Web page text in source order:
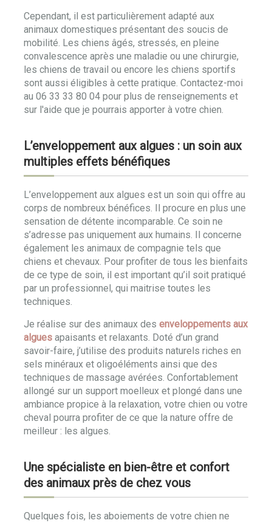
Cependant, il est particulièrement adapté aux
animaux domestiques présentant des soucis de
mobilité. Les chiens âgés, stressés, en pleine
convalescence après une maladie ou une chirurgie,
les chiens de travail ou encore les chiens sportifs
sont aussi éligibles à cette pratique. Contactez-moi
au 06 33 33 80 04 pour plus de renseignements et
sur l'aide que je pourrais apporter à votre chien.
L’enveloppement aux algues : un soin aux
multiples effets bénéfiques
L’enveloppement aux algues est un soin qui offre au
corps de nombreux bénéfices. Il procure en plus une
sensation de détente incomparable. Ce soin ne
s’adresse pas uniquement aux humains. Il concerne
également les animaux de compagnie tels que
chiens et chevaux. Pour profiter de tous les bienfaits
de ce type de soin, il est important qu’il soit pratiqué
par un professionnel, qui maitrise toutes les
techniques.
Je réalise sur des animaux des enveloppements aux
algues apaisants et relaxants. Doté d’un grand
savoir-faire, j’utilise des produits naturels riches en
sels minéraux et oligoéléments ainsi que des
techniques de massage avérées. Confortablement
allongé sur un support moelleux et plongé dans une
ambiance propice à la relaxation, votre chien ou votre
cheval pourra profiter de ce que la nature offre de
meilleur : les algues.
Une spécialiste en bien-être et confort
des animaux près de chez vous
Quelques fois, les aboiements de votre chien ne